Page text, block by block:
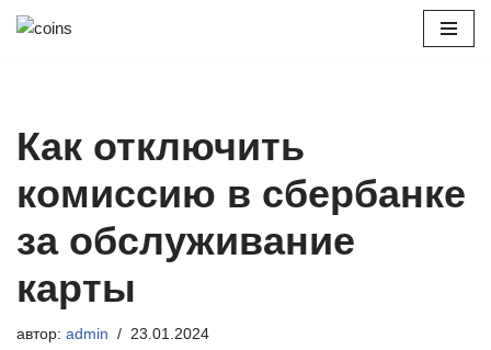
Как отключить
комиссию в сбербанке
за обслуживание
карты
автор: admin 23.01.2024